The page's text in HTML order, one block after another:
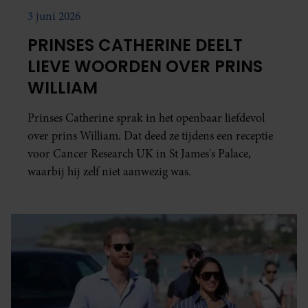
services. U gaat akkoord met onze cookies als u onze
gebruiken.
3 juni 2026
PRINSES CATHERINE DEELT
LIEVE WOORDEN OVER PRINS
WILLIAM
Prinses Catherine sprak in het openbaar liefdevol
over prins William. Dat deed ze tijdens een receptie
voor Cancer Research UK in St James's Palace,
waarbij hij zelf niet aanwezig was.